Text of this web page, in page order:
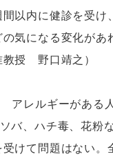
以内に健診を受け
気になる変化があ
授 野口靖之）
レルギーがある
、ハチ毒、花粉
けて問題はない。